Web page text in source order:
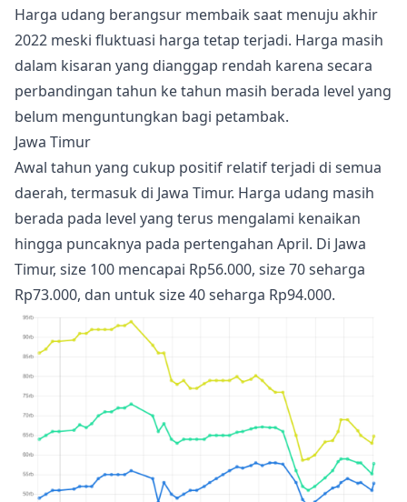
Harga udang berangsur membaik saat menuju akhir
2022 meski fluktuasi harga tetap terjadi. Harga masih
dalam kisaran yang dianggap rendah karena secara
perbandingan tahun ke tahun masih berada level yang
belum menguntungkan bagi petambak.
Jawa Timur
Awal tahun yang cukup positif relatif terjadi di semua
daerah, termasuk di Jawa Timur. Harga udang masih
berada pada level yang terus mengalami kenaikan
hingga puncaknya pada pertengahan April. Di Jawa
Timur, size 100 mencapai Rp56.000, size 70 seharga
Rp73.000, dan untuk size 40 seharga Rp94.000.